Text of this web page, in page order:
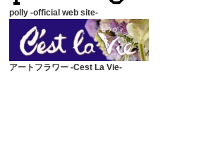
polly -official web site-
アートフラワー -Cest La Vie-